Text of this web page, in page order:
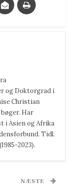
og Doktorgrad i
Christian
Har
i Asien og Afrika
Tidl.
2023).
NÆSTE